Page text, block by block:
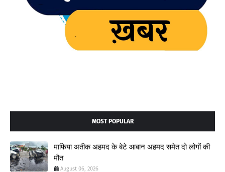
MOST POPULAR
माफिया अतीक अहमद के बेटे आबान अहमद समेत दो लोगों की
मौत
August 06, 2026